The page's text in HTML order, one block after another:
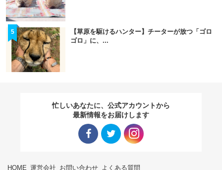
5
【草原を駆けるハンター】チーターが放つ「ゴロ
ゴロ」に、...
忙しいあなたに、公式アカウントから
最新情報をお届けします
HOME 運営会社 お問い合わせ よくある質問